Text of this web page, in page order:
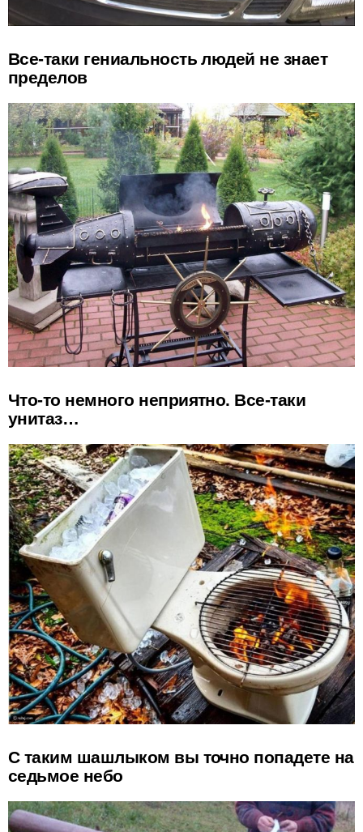
Все-таки гениальность людей не знает
пределов
Что-то немного неприятно. Все-таки
унитаз…
С таким шашлыком вы точно попадете на
седьмое небо